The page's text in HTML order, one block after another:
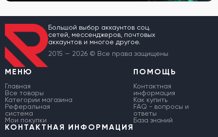
Большой выбор аккаунтов соц.
сетей, мессенджеров, почтовых
аккаунтов и многое другое.
2015 — 2026 © Все права защищены
МЕНЮ
Главная
Все товары
Категории магазина
Реферальная
система
Мои покупки
ПОМОЩЬ
Контактная
информация
Как купить
FAQ - вопросы и
ответы
База знаний
КОНТАКТНАЯ ИНФОРМАЦИЯ